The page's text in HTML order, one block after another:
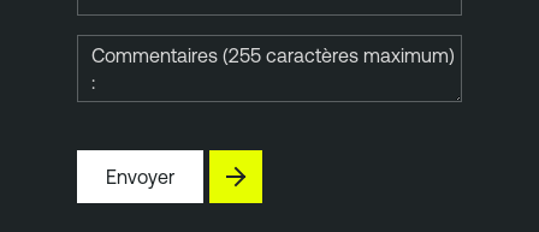
Commentaires (255 caractères maximum)
:
Envoyer